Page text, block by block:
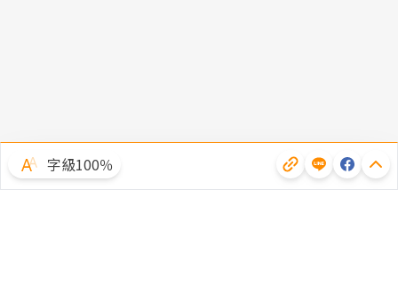
字級100％